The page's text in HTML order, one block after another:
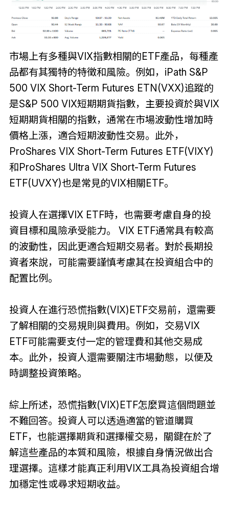
市場上有多種與VIX指數相關的ETF產品，每種產
品都有其獨特的特徵和風險。例如，iPath S&P
500 VIX Short-Term Futures ETN(VXX)追蹤的
是S&P 500 VIX短期期貨指數，主要投資於與VIX
短期期貨相關的指數，通常在市場波動性增加時
價格上漲，適合短期波動性交易。此外，
ProShares VIX Short-Term Futures ETF(VIXY)
和ProShares Ultra VIX Short-Term Futures
ETF(UVXY)也是常見的VIX相關ETF。
投資人在選擇VIX ETF時，也需要考慮自身的投
資目標和風險承受能力。 VIX ETF通常具有較高
的波動性，因此更適合短期交易者。對於長期投
資者來說，可能需要謹慎考慮其在投資組合中的
配置比例。
投資人在進行恐慌指數(VIX)ETF交易前，還需要
了解相關的交易規則與費用。例如，交易VIX
ETF可能需要支付一定的管理費和其他交易成
本。此外，投資人還需要關注市場動態，以便及
時調整投資策略。
綜上所述，恐慌指數(VIX)ETF怎麼買這個問題並
不難回答。投資人可以透過適當的管道購買
ETF，也能選擇期貨和選擇權交易，關鍵在於了
解這些產品的本質和風險，根據自身情況做出合
理選擇。這樣才能真正利用VIX工具為投資組合增
加穩定性或尋求短期收益。